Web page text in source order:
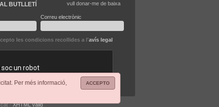
ACCEPTO
Per més informació,
BUTLLETÍ
Correu electrònic
les condicions recollides a l'avís legal
vull donar-me de baixa
·XHTML vàlid